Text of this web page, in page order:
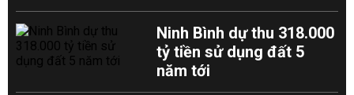
Ninh Bình dự thu 318.000
tỷ tiền sử dụng đất 5
năm tới